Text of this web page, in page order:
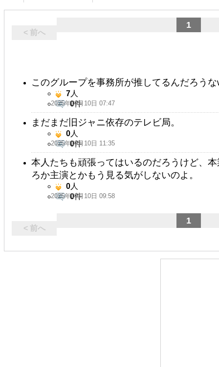
< 前へ
1
このグループを事務所が推してるんだろう
2025年09月10日 07:47
7人
0件
まだまだ旧ジャニ依存のテレビ局。
2025年09月10日 11:35
0人
0件
本人たちも頑張ってはいるのだろうけど、
ろか主演とかもう見る気がしないのよ。
2025年09月10日 09:58
0人
0件
< 前へ
1